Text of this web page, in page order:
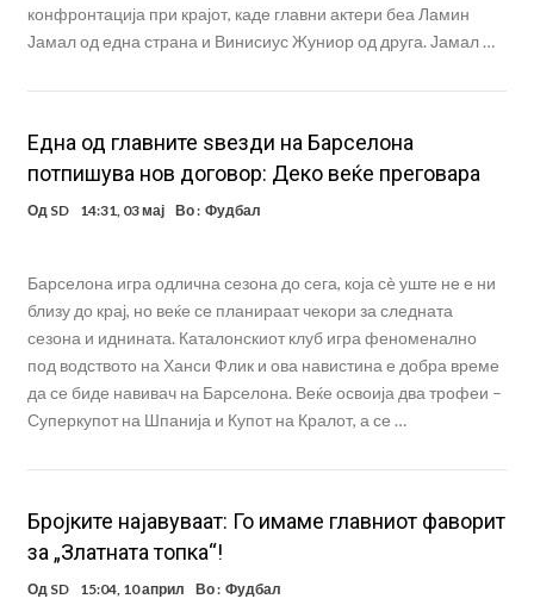
конфронтација при крајот, каде главни актери беа Ламин
Јамал од една страна и Винисиус Жуниор од друга. Јамал …
Eдна од главните ѕвезди на Барселона
потпишува нов договор: Деко веќе преговара
Од SD 14:31, 03 мај Во : Фудбал
Барселона игра одлична сезона до сега, која сè уште не е ни
близу до крај, но веќе се планираат чекори за следната
сезона и иднината. Каталонскиот клуб игра феноменално
под водството на Ханси Флик и ова навистина е добра време
да се биде навивач на Барселона. Веќе освоија два трофеи –
Суперкупот на Шпанија и Купот на Кралот, а се …
Бројките најавуваат: Го имаме главниот фаворит
за „Златната топка“!
Од SD 15:04, 10 април Во : Фудбал